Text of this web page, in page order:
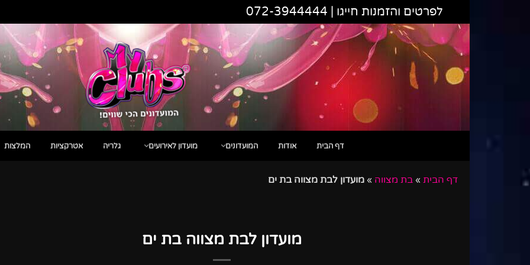
לפרטים והזמנות חייגו | 072-3944444
דף הבית אודות המועדונים מועדון לאירועים גלריה אטרקציות המלצות
דף הבית » בת מצווה » מועדון לבת מצווה בת ים
מועדון לבת מצווה בת ים